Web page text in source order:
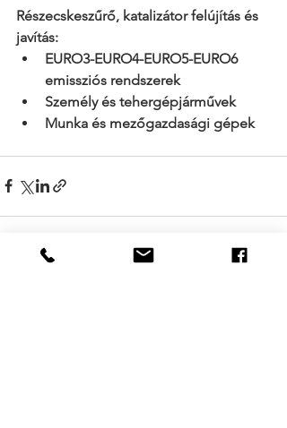
Részecskeszűrő, katalizátor felújítás és
javítás:
EURO3-EURO4-EURO5-EURO6
emissziós rendszerek
Személy és tehergépjárművek
Munka és mezőgazdasági gépek